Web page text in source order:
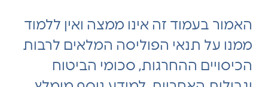
האמור בעמוד זה אינו ממצה ואין ללמוד
ממנו על תנאי הפוליסה המלאים לרבות
הכיסויים ההחרגות, סכומי הביטוח